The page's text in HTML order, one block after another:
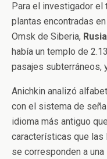
Para el investigador
plantas encontradas
Omsk de Siberia, Rusia
había un templo de
pasajes subterráneos,
Anichkin analizó
con el sistema de
idioma más antiguo
características que las
se corresponden a una